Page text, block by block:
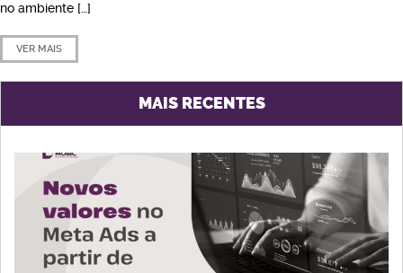
no ambiente […]
VER MAIS
MAIS RECENTES